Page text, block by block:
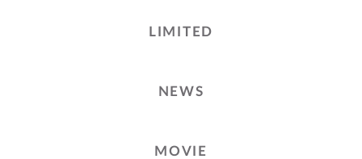
LIMITED
NEWS
MOVIE